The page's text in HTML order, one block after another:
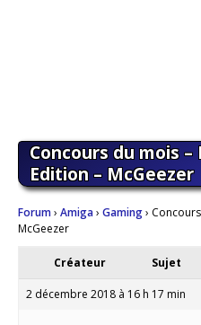
Concours du mois –
Edition – McGeezer
Forum› Amiga› Gaming›
McGeezer
Créateur Sujet
2 décembre 2018 à 16 h 17 min